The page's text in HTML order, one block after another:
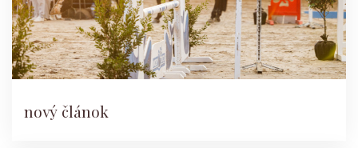
nový článok